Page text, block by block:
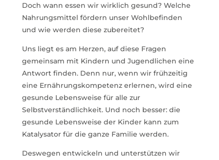
Doch wann essen wir wirklich gesund? Welche
Nahrungsmittel fördern unser Wohlbefinden
und wie werden diese zubereitet?
Uns liegt es am Herzen, auf diese Fragen
gemeinsam mit Kindern und Jugendlichen eine
Antwort finden. Denn nur, wenn wir frühzeitig
eine Ernährungskompetenz erlernen, wird eine
gesunde Lebensweise für alle zur
Selbstverständlichkeit. Und noch besser: die
gesunde Lebensweise der Kinder kann zum
Katalysator für die ganze Familie werden.
Deswegen entwickeln und unterstützen wir